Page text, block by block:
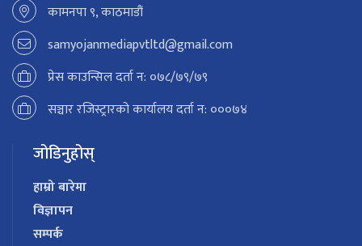
कामनपा ९, काठमाडौं
samyojanmediapvtltd@gmail.com
प्रेस काउन्सिल दर्ता न: ०७८/७९/७९
सञ्चार रजिस्ट्रारको कार्यालय दर्ता न: ०००७४
जोडिनुहोस्
हाम्रो बारेमा
विज्ञापन
सम्पर्क